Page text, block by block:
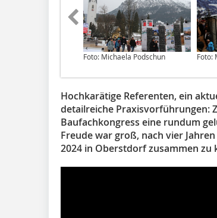
Foto: Michaela Podschun Foto:
Hochkarätige Referenten, ein
detailreiche Praxisvorführungen:
Baufachkongress eine rundum
Freude war groß, nach vier
2024 in Oberstdorf zusammen zu